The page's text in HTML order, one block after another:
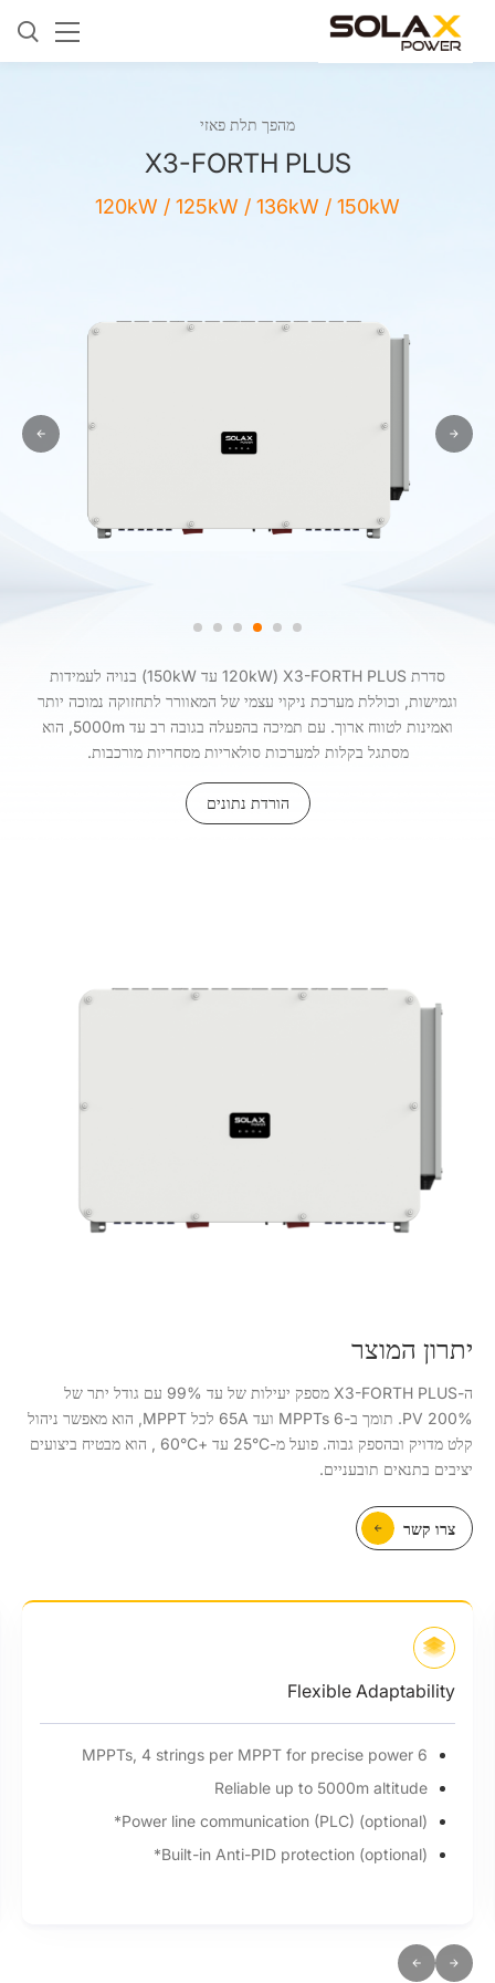
מהפך תלת פאזי
X3-FORTH PLUS
120kW / 125kW / 136kW / 150kW
סדרת X3-FORTH PLUS (120kW עד 150kW) בנויה לעמידות
וגמישות, וכוללת מערכת ניקוי עצמי של המאוורר לתחזוקה נמוכה יותר
ואמינות לטווח ארוך. עם תמיכה בהפעלה בגובה רב עד 5000m, הוא
מסתגל בקלות למערכות סולאריות מסחריות מורכבות.
הורדת נתונים
יתרון המוצר
ה-X3-FORTH PLUS מספק יעילות של עד 99% עם גודל יתר של
200% PV. תומך ב-6 MPPTs ועד 65A לכל MPPT, הוא מאפשר ניהול
קלט מדויק ובהספק גבוה. פועל מ-25°C עד +60°C , הוא מבטיח ביצועים
יציבים בתנאים תובעניים.
צרו קשר
Flexible Adaptability
6 MPPTs, 4 strings per MPPT for precise power
Reliable up to 5000m altitude
Power line communication (PLC) (optional)*
Built-in Anti-PID protection (optional)*